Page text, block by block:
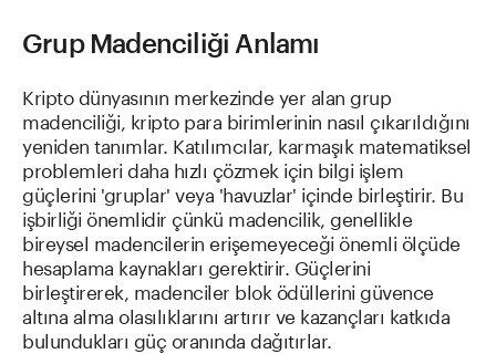
Grup Madenciliği Anlamı
Kripto dünyasının merkezinde yer alan grup
madenciliği, kripto para birimlerinin nasıl çıkarıldığını
yeniden tanımlar. Katılımcılar, karmaşık matematiksel
problemleri daha hızlı çözmek için bilgi işlem
güçlerini 'gruplar' veya 'havuzlar' içinde birleştirir. Bu
işbirliği önemlidir çünkü madencilik, genellikle
bireysel madencilerin erişemeyeceği önemli ölçüde
hesaplama kaynakları gerektirir. Güçlerini
birleştirerek, madenciler blok ödüllerini güvence
altına alma olasılıklarını artırır ve kazançları katkıda
bulundukları güç oranında dağıtırlar.